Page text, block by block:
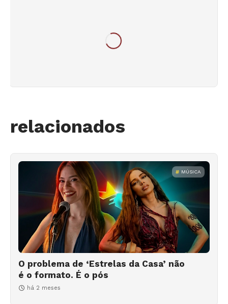
relacionados
MÚSICA
O problema de ‘Estrelas da Casa’ não
é o formato. É o pós
há 2 meses